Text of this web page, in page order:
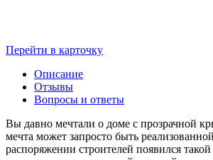
Перейти в карточку
Описание
Отзывы
Вопросы и ответы
Вы давно мечтали о доме с прозрачной
мечта может запросто быть
распоряжении строителей появился